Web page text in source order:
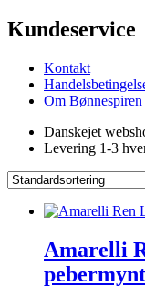
Kundeservice
Kontakt
Om Bønnespiren
Danskejet
Levering 1-3
Amarelli